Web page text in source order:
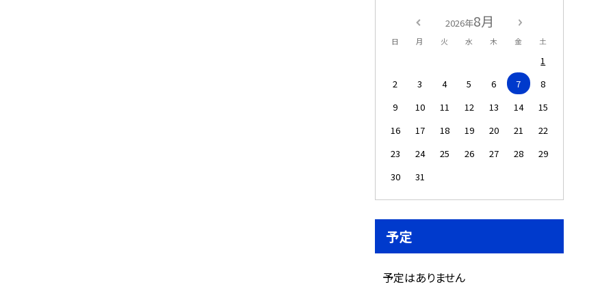
2026年8月
日 月 火 水 木 金 土
1
2
3 4 5 6 7
8
9
10 11 12 13 14
15
16
17 18 19 20 21
22
23
24 25 26 27 28
29
30
31
予定
予定はありません